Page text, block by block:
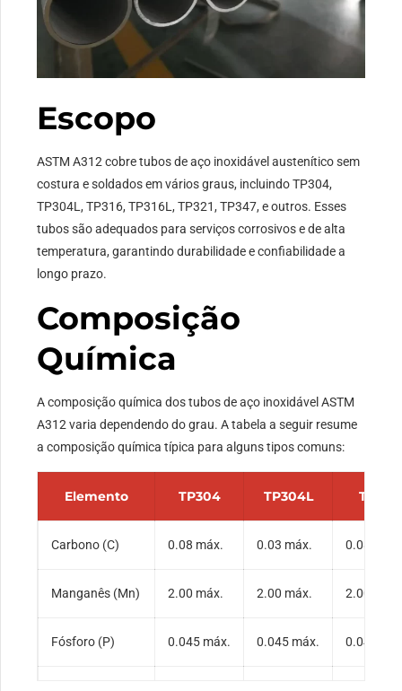
Escopo
ASTM A312 cobre tubos de aço inoxidável austenítico sem
costura e soldados em vários graus, incluindo TP304,
TP304L, TP316, TP316L, TP321, TP347, e outros. Esses
tubos são adequados para serviços corrosivos e de alta
temperatura, garantindo durabilidade e confiabilidade a
longo prazo.
Composição
Química
A composição química dos tubos de aço inoxidável ASTM
A312 varia dependendo do grau. A tabela a seguir resume
a composição química típica para alguns tipos comuns:
Elemento TP304 TP304L TP316
Carbono (C) 0.08 máx. 0.03 máx. 0.08 máx.
Manganês (Mn) 2.00 máx. 2.00 máx. 2.00 máx.
Fósforo (P) 0.045 máx. 0.045 máx. 0.045